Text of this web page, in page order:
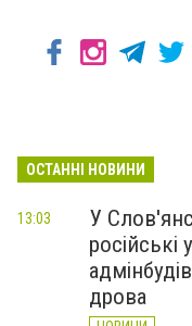
ОСТАННІ НОВИНИ
У
російські
дрова
13:03